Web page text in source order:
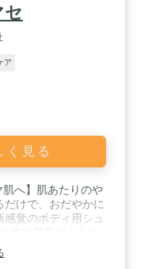
セ
ア
く見る
へ】肌あたりのや
だけで、おだやかに
覚のボディ用シュ
るやわらかジュー
クロース〔スクラ